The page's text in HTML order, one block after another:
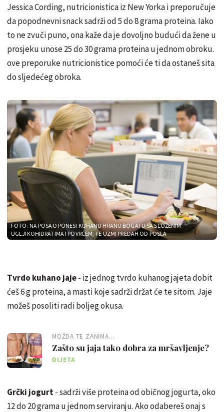
Jessica Cording, nutricionistica iz New Yorka i preporučuje
da popodnevni snack sadrži od 5 do 8 grama proteina. Iako
to ne zvuči puno, ona kaže da je dovoljno budući da žene u
prosjeku unose 25 do 30 grama proteina u jednom obroku.
ove preporuke nutricionistice pomoći će ti da ostaneš sita
do sljedećeg obroka.
FOTO: NA POSAO PONESI KUHANU HRANU BOGATU SA SLOŽENIM
UGLJIKOHIDRATIMA I POVRĆEM, TE UZMI PREDAH OD POSLA
Tvrdo kuhano jaje- iz jednog tvrdo kuhanog jajeta dobit
ćeš 6 g proteina, a masti koje sadrži držat će te sitom. Jaje
možeš posoliti radi boljeg okusa.
MOŽDA TE ZANIMA...
Zašto su jaja tako dobra za mršavljenje?
DIJETA
Grčki jogurt- sadrži više proteina od običnog jogurta, oko
12 do 20 grama u jednom serviranju. Ako odabereš onaj s